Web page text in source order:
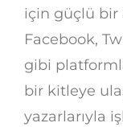
için güçlü bir
Facebook,
gibi
bir kitleye
yazarlarıyla